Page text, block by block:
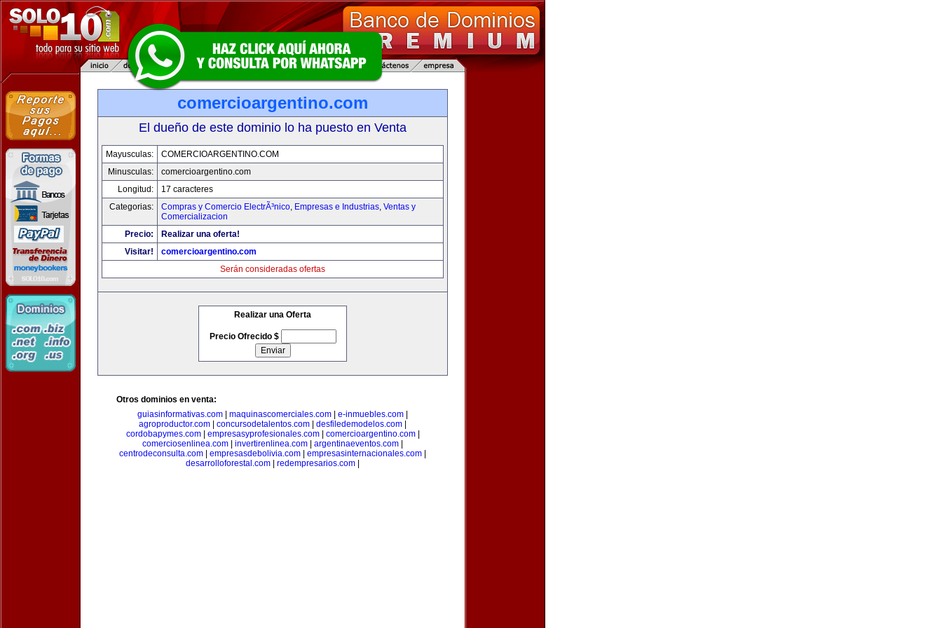
comercioargentino.com
El dueño de este dominio lo ha puesto en Venta
Mayusculas:
COMERCIOARGENTINO.COM
Minusculas:
comercioargentino.com
Longitud:
17 caracteres
Categorias:
Compras y Comercio ElectrÃ³nico, Empresas e Industrias, Ventas y
Comercializacion
Precio:
Realizar una oferta!
Visitar!
comercioargentino.com
Serán consideradas ofertas
Realizar una Oferta
Precio Ofrecido $
Otros dominios en venta:
guiasinformativas.com
maquinascomerciales.com e-inmuebles.com
agroproductor.com
concursodetalentos.com desfiledemodelos.com
cordobapymes.com| empresasyprofesionales.com| comercioargentino.com|
comerciosenlinea.com
invertirenlinea.com argentinaeventos.com
centrodeconsulta.com
empresasdebolivia.com empresasinternacionales.com
desarrolloforestal.com
redempresarios.com